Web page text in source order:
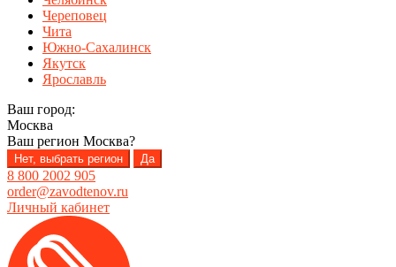
Череповец
Чита
Южно-Сахалинск
Якутск
Ярославль
Ваш город:
Москва
Ваш регион Москва?
Нет, выбрать регион Да
8 800 2002 905
order@zavodtenov.ru
Личный кабинет
Перейти
навигации
Перейти
содержимому